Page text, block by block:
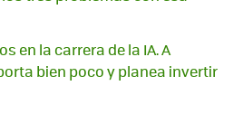
en la carrera de la IA. A
bien poco y planea invertir